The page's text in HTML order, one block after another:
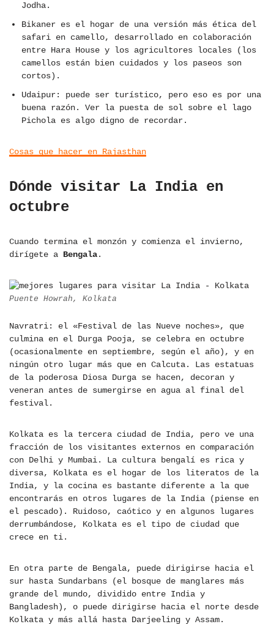
Jodha.
Bikaner es el hogar de una versión más ética del
safari en camello, desarrollado en colaboración
entre Hara House y los agricultores locales (los
camellos están bien cuidados y los paseos son
cortos).
Udaipur: puede ser turístico, pero eso es por una
buena razón. Ver la puesta de sol sobre el lago
Pichola es algo digno de recordar.
Cosas que hacer en Rajasthan
Dónde visitar La India en
octubre
Cuando termina el monzón y comienza el invierno,
dirígete a Bengala.
Puente Howrah, Kolkata
Navratri: el «Festival de las Nueve noches», que
culmina en el Durga Pooja, se celebra en octubre
(ocasionalmente en septiembre, según el año), y en
ningún otro lugar más que en Calcuta. Las estatuas
de la poderosa Diosa Durga se hacen, decoran y
veneran antes de sumergirse en agua al final del
festival.
Kolkata es la tercera ciudad de India, pero ve una
fracción de los visitantes externos en comparación
con Delhi y Mumbai. La cultura bengalí es rica y
diversa, Kolkata es el hogar de los literatos de la
India, y la cocina es bastante diferente a la que
encontrarás en otros lugares de la India (piense en
el pescado). Ruidoso, caótico y en algunos lugares
derrumbándose, Kolkata es el tipo de ciudad que
crece en ti.
En otra parte de Bengala, puede dirigirse hacia el
sur hasta Sundarbans (el bosque de manglares más
grande del mundo, dividido entre India y
Bangladesh), o puede dirigirse hacia el norte desde
Kolkata y más allá hasta Darjeeling y Assam.